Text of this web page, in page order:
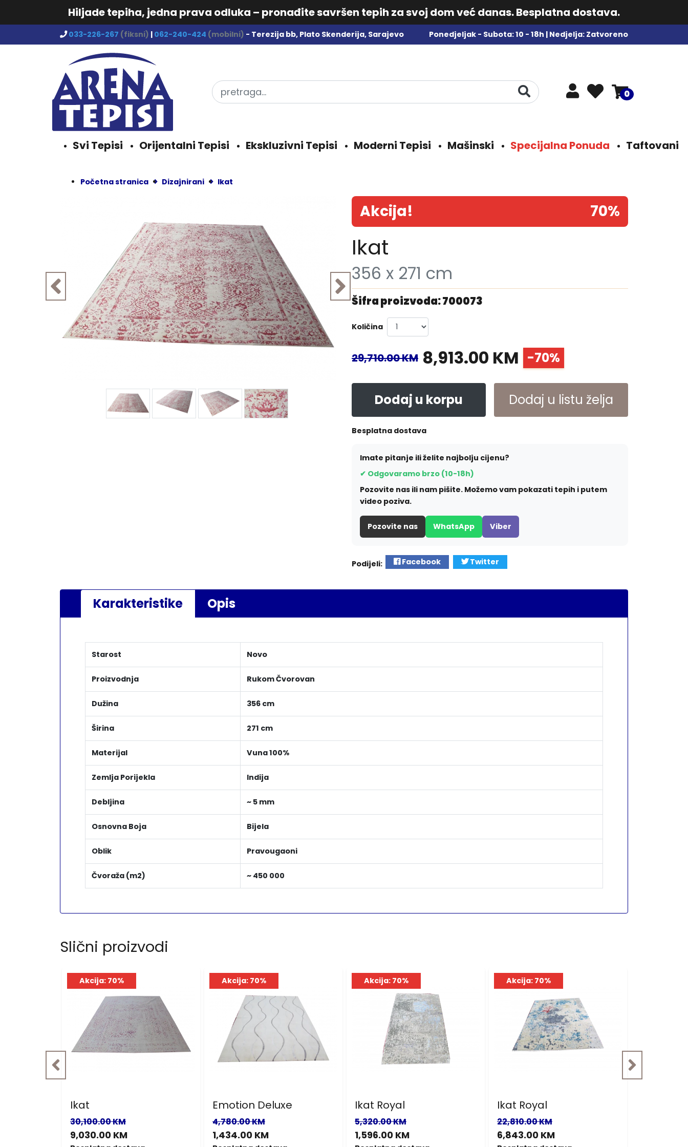
Hiljade tepiha, jedna prava odluka – pronađite savršen tepih za svoj dom već danas. Besplatna dostava.
033-226-267 (fiksni) | 062-240-424 (mobilni) - Terezija bb, Plato Skenderija, Sarajevo Ponedjeljak - Subota: 10 - 18h | Nedjelja: Zatvoreno
0
Svi Tepisi Orijentalni Tepisi Ekskluzivni Tepisi Moderni Tepisi Mašinski Specijalna Ponuda Taftovani
Početna stranica Dizajnirani Ikat
Akcija! 70%
Ikat
356 x 271 cm
Šifra proizvoda: 700073
Količina
29,710.00 KM 8,913.00 KM -70%
Dodaj u korpu Dodaj u listu želja
Besplatna dostava
Imate pitanje ili želite najbolju cijenu?
✔ Odgovaramo brzo (10-18h)
Pozovite nas ili nam pišite. Možemo vam pokazati tepih i putem
video poziva.
Pozovite nas WhatsApp Viber
Podijeli: Facebook Twitter
Karakteristike Opis
Starost Novo
Proizvodnja Rukom Čvorovan
Dužina 356 cm
Širina 271 cm
Materijal Vuna 100%
Zemlja Porijekla Indija
Debljina ~ 5 mm
Osnovna Boja Bijela
Oblik Pravougaoni
Čvoraža (m2) ~ 450 000
Slični proizvodi
Akcija: 70%
Ikat
30,100.00 KM
9,030.00 KM
Akcija: 70%
Emotion Deluxe
4,780.00 KM
1,434.00 KM
Akcija: 70%
Ikat Royal
5,320.00 KM
1,596.00 KM
Akcija: 70%
Ikat Royal
22,810.00 KM
6,843.00 KM